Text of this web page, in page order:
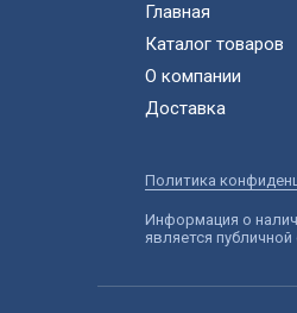
Главная
Каталог товаров
О компании
Доставка
Политика
Информация о
является